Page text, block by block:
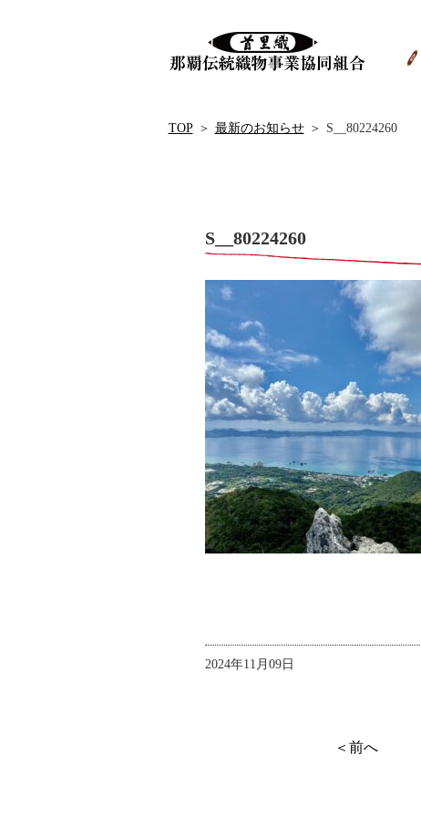
TOP ＞ 最新のお知らせ ＞ S__80224260
S__80224260
2024年11月09日
＜前へ